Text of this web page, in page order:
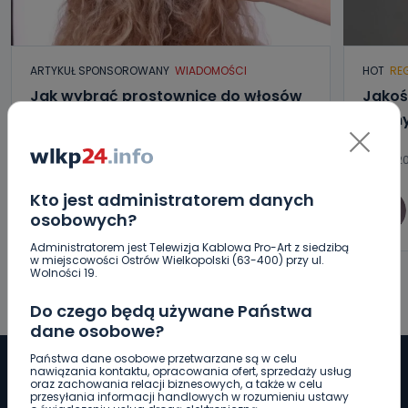
Kto jest administratorem danych
osobowych?
Administratorem jest Telewizja Kablowa Pro-Art z siedzibą
w miejscowości Ostrów Wielkopolski (63-400) przy ul.
Wolności 19.
Do czego będą używane Państwa
dane osobowe?
Państwa dane osobowe przetwarzane są w celu
nawiązania kontaktu, opracowania ofert, sprzedaży usług
oraz zachowania relacji biznesowych, a także w celu
przesyłania informacji handlowych w rozumieniu ustawy
ARTYKUŁ SPONSOROWANY WIADOMOŚCI
Jak wybrać prostownicę do włosów
wlkp24.info
HOT